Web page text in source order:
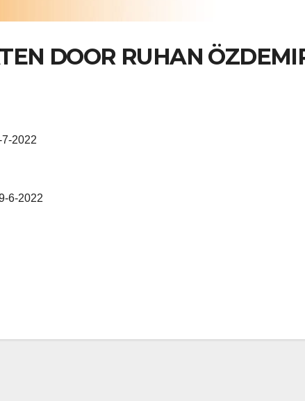
DOOR RUHAN
7-2022
6-2022